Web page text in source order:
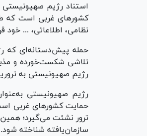
استناد رژیم صهیونیستی
کشور‌های غربی است که
نظامی، اطلاعاتی، ... خود
حمله پیش‌دستانه‌ای که
تلاشی شکست‌خورده و
رژیم صهیونیستی به
رژیم صهیونیستی
حمایت کشور‌های غربی
ترور نشئت می‌گیرد؛
سازمان‌یافته شناخته شود.